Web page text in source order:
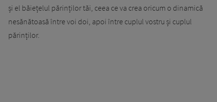
și el băiețelul părinților tăi, ceea ce va crea oricum o dinamică
nesănătoasă între voi doi, apoi între cuplul vostru și cuplul
părinților.